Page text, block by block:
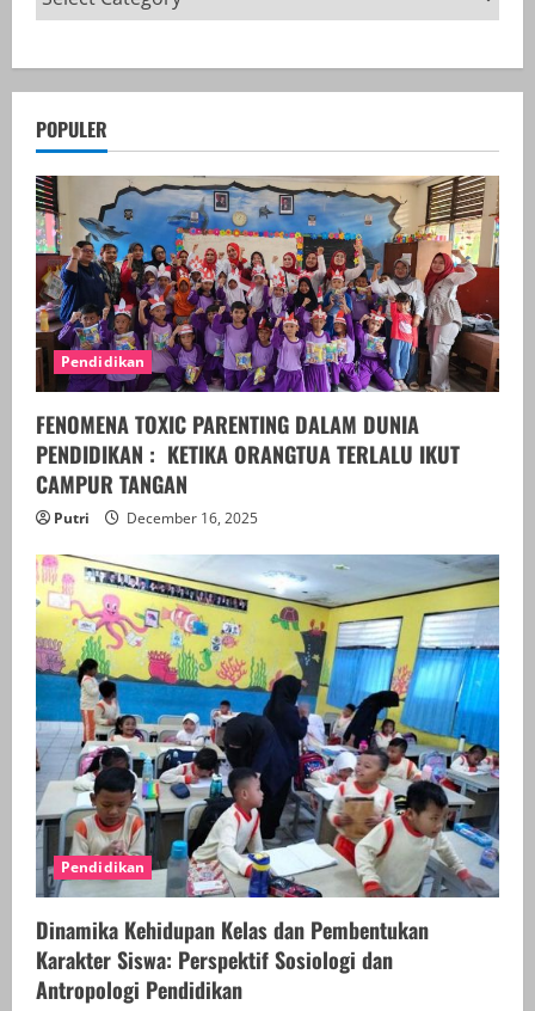
POPULER
Pendidikan
FENOMENA TOXIC PARENTING DALAM DUNIA
PENDIDIKAN : KETIKA ORANGTUA TERLALU IKUT
CAMPUR TANGAN
Putri December 16, 2025
Pendidikan
Dinamika Kehidupan Kelas dan Pembentukan
Karakter Siswa: Perspektif Sosiologi dan
Antropologi Pendidikan